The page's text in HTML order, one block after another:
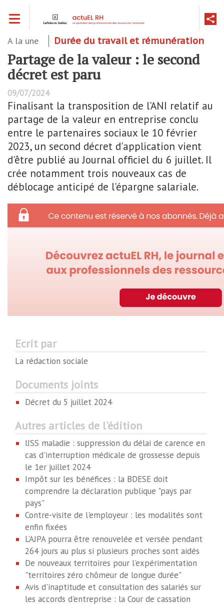
contenu
A la une Durée du travail et rémunération
Partage de la valeur : le second
décret est paru
09/07/2024
Finalisant la transposition de l'ANI relatif au
partage de la valeur en entreprise conclu
entre le partenaires sociaux le 10 février
2023, un second décret d'application vient
d'être publié au Journal officiel du 6 juillet. Il
crée notamment trois nouveaux cas de
déblocage anticipé de l'épargne salariale.
Ecrit par
La rédaction sociale
Documents joints
Décret du 5 juillet 2024
Autres articles de l'édition
IJSS maladie : suppression du délai de carence en
cas d'interruption médicale de grossesse depuis
le 1er juillet 2024
Impôt sur les bénéfices : la BDESE doit
comprendre la déclaration publique "pays par
pays"
Contre-visite de l'employeur : les modalités sont
enfin fixées
L’AJPA pourra être renouvelée et versée pendant
264 jours au plus si plusieurs proches sont aidés
De nouveaux territoires pour l'expérimentation
"territoires zéro chômeur de longue durée"
Avis d'inaptitude et consultation des salariés sur
les accords d'entreprise : la Cour de cassation